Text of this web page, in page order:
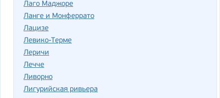
Лаго Маджоре
Ланге и Монферрато
Лацизе
Левико-Терме
Леричи
Лечче
Ливорно
Лигурийская ривьера